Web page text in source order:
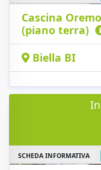
Cascina
(piano terra)
Biella BI
SCHEDA INFORMATIVA